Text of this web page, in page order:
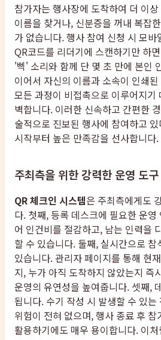
참가자는 행사장에 도착하여 더 이
이름을 찾거나, 신분증을 꺼내 복잡
가 없습니다. 행사 참여 신청 시 모바
QR코드를 리더기에 스캔하기만 하
'삑' 소리와 함께 단 몇 초 만에 본인
이어서 자신의 이름과 소속이 인쇄
모든 과정이 비접촉으로 이루어지기
벽합니다. 이러한 신속하고 간편한
술적으로 진보된 행사에 참여하고
시작부터 높은 만족감을 선사합니다.
주최측을 위한 강력한 운영 도구
QR 체크인 시스템은 주최측에게도
다. 첫째, 등록 데스크에 필요한 운
어 인건비를 절감하고, 남는 인력을
할 수 있습니다. 둘째, 실시간으로
있습니다. 관리자 페이지를 통해 현
지, 누가 아직 도착하지 않았는지 즉
운영의 유연성을 높여줍니다. 셋째,
됩니다. 수기 작성 시 발생할 수 있는
위험이 전혀 없으며, 행사 종료 후
활용하기에도 매우 용이합니다. 이처